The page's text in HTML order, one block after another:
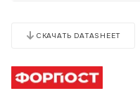
СКАЧАТЬ DATASHEET